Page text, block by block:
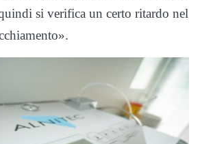
si verifica un certo ritardo nel